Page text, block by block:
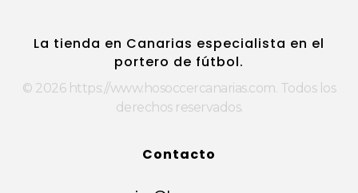
La tienda en Canarias especialista en el
portero de fútbol.
© 2026 https://www.hosoccercanarias.com. Todos los
derechos reservados.
Contacto